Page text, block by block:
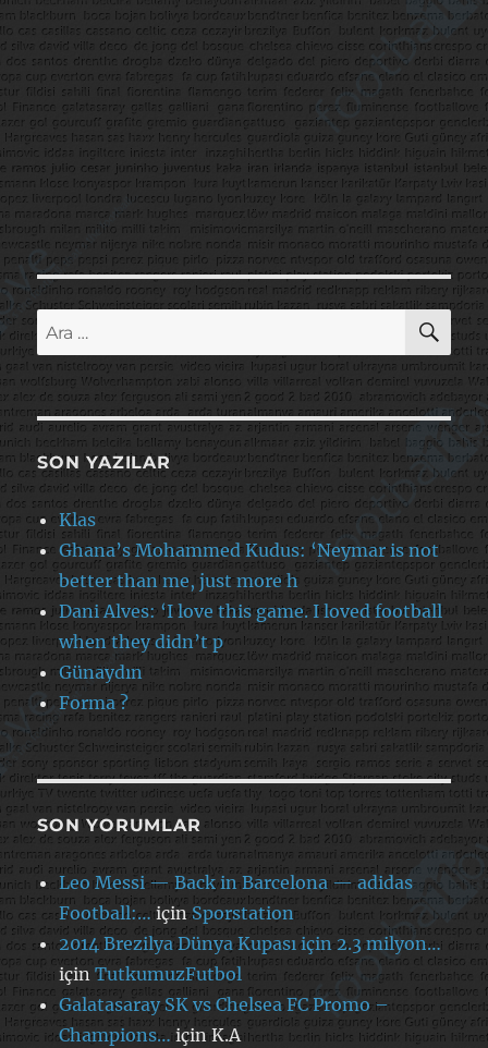
Ara:
SON YAZILAR
Klas
Ghana’s Mohammed Kudus: ‘Neymar is not
better than me, just more h
Dani Alves: ‘I love this game. I loved football
when they didn’t p
Günaydın
Forma ?
SON YORUMLAR
Leo Messi — Back in Barcelona — adidas
Football:…içinSporstation
2014 Brezilya Dünya Kupası için 2.3 milyon…
içinTutkumuzFutbol
Galatasaray SK vs Chelsea FC Promo –
Champions… içinK.A